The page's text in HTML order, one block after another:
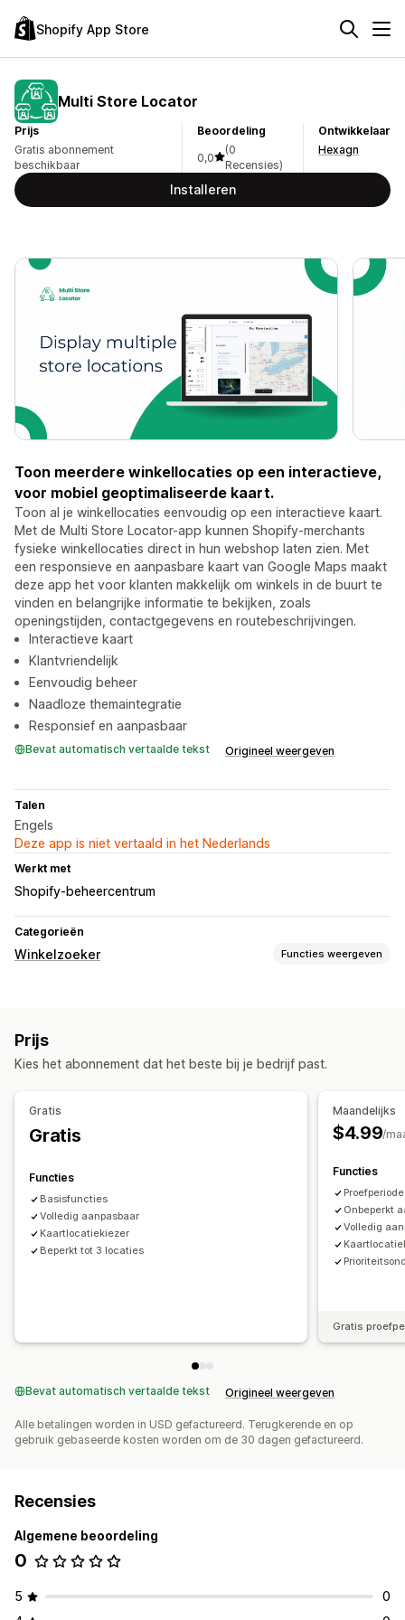
Shopify App Store
Multi Store Locator
Prijs
Gratis abonnement
beschikbaar
Beoordeling
0,0
(0
Recensies)
Ontwikkelaar
Hexagn
Installeren
Toon meerdere winkellocaties op een interactieve,
voor mobiel geoptimaliseerde kaart.
Toon al je winkellocaties eenvoudig op een interactieve kaart.
Met de Multi Store Locator-app kunnen Shopify-merchants
fysieke winkellocaties direct in hun webshop laten zien. Met
een responsieve en aanpasbare kaart van Google Maps maakt
deze app het voor klanten makkelijk om winkels in de buurt te
vinden en belangrijke informatie te bekijken, zoals
openingstijden, contactgegevens en routebeschrijvingen.
Interactieve kaart
Klantvriendelijk
Eenvoudig beheer
Naadloze themaintegratie
Responsief en aanpasbaar
Bevat automatisch vertaalde tekst Origineel weergeven
Talen
Engels
Deze app is niet vertaald in het Nederlands
Werkt met
Shopify-beheercentrum
Categorieën
Winkelzoeker Functies weergeven
Mobiel responsief
Prijs
Kies het abonnement dat het beste bij je bedrijf past.
Gratis
Gratis
Functies
Basisfuncties
Volledig aanpasbaar
Kaartlocatiekiezer
Beperkt tot 3 locaties
Maandelijks
$4.99/
Functies
Onbeperkt
Volledig
Gratis
Bevat automatisch vertaalde tekst Origineel weergeven
Alle betalingen worden in USD gefactureerd. Terugkerende en op
gebruik gebaseerde kosten worden om de 30 dagen gefactureerd.
Recensies
Algemene beoordeling
0
5
0